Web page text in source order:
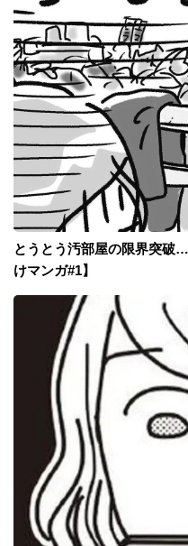
とうとう汚部屋の限界突破
けマンガ#1】